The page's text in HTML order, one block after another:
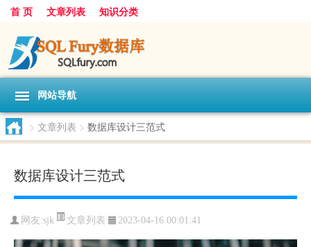
首 页 文章列表 知识分类
网站导航
> 文章列表 > 数据库设计三范式
数据库设计三范式
网友:sjk 文章列表 2023-04-16 00:01:41